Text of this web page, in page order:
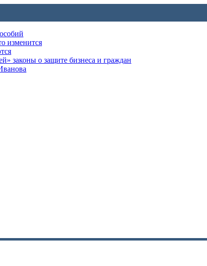
изменится
законы о защите бизнеса и граждан